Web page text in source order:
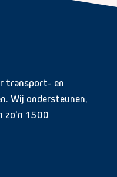
transport- en
Wij ondersteunen,
zo'n 1500